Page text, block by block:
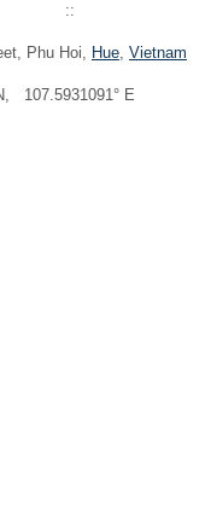
::
Phu Hoi, Hue, Vietnam
107.5931091° E